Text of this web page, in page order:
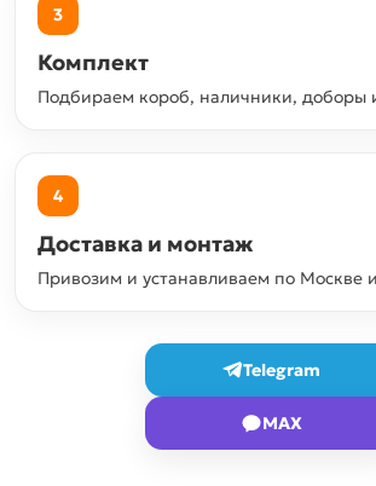
3
Комплект
Подбираем короб, наличники, доборы
4
Доставка и монтаж
Привозим и устанавливаем по Москве
Telegram
MAX